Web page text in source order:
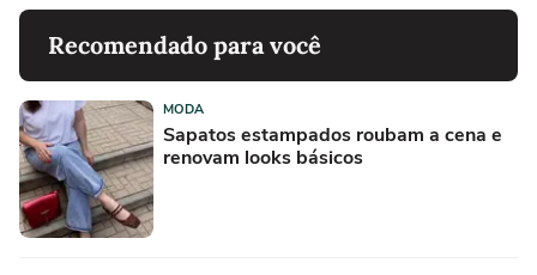
Recomendado para você
MODA
Sapatos estampados roubam a cena e
renovam looks básicos